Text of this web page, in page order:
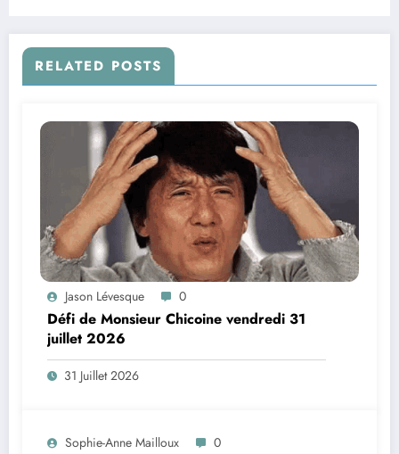
RELATED POSTS
Jason Lévesque 0
Défi de Monsieur Chicoine vendredi 31
juillet 2026
31 Juillet 2026
Sophie-Anne Mailloux 0